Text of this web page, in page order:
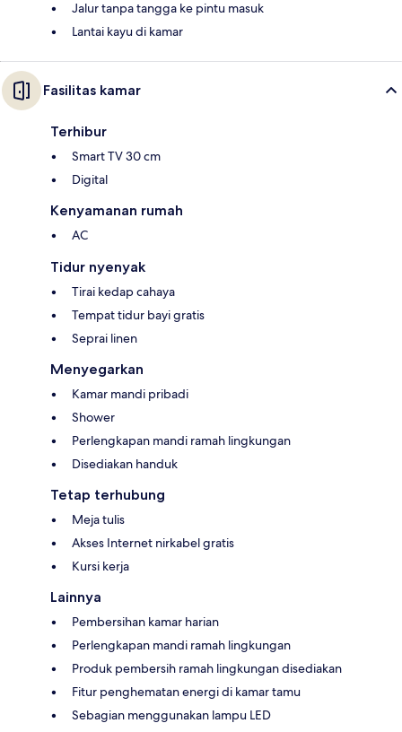
Jalur tanpa tangga ke pintu masuk
Lantai kayu di kamar
Fasilitas kamar
Terhibur
Smart TV 30 cm
Digital
Kenyamanan rumah
AC
Tidur nyenyak
Tirai kedap cahaya
Tempat tidur bayi gratis
Seprai linen
Menyegarkan
Kamar mandi pribadi
Shower
Perlengkapan mandi ramah lingkungan
Disediakan handuk
Tetap terhubung
Meja tulis
Akses Internet nirkabel gratis
Kursi kerja
Lainnya
Pembersihan kamar harian
Perlengkapan mandi ramah lingkungan
Produk pembersih ramah lingkungan disediakan
Fitur penghematan energi di kamar tamu
Sebagian menggunakan lampu LED